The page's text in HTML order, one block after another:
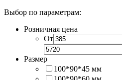
Выбор по параметрам:
Розничная цена
От
Размер
100*90*45 мм